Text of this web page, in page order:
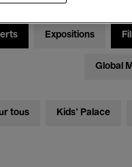
Expositions
Global
tous Kids’ Palace